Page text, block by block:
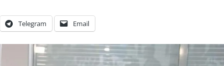
Telegram Email